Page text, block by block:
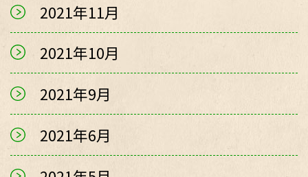
2021年11月
2021年10月
2021年9月
2021年6月